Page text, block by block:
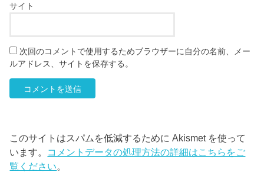
サイト
次回のコメントで使用するためブラウザーに自分の名前、メー
ルアドレス、サイトを保存する。
このサイトはスパムを低減するために Akismet を使って
います。 コメントデータの処理方法の詳細はこちらをご
覧ください。